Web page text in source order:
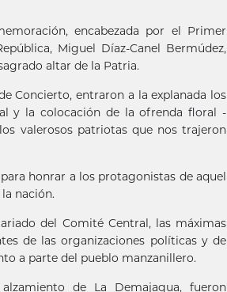
encabezada por el Primer
Miguel Díaz-Canel Bermúdez,
altar de la Patria.
Concierto, entraron a la explanada los
y la colocación de la ofrenda floral -
valerosos patriotas que nos trajeron
honrar a los protagonistas de aquel
nación.
del Comité Central, las máximas
de las organizaciones políticas y de
a parte del pueblo manzanillero.
de La Demajagua, fueron